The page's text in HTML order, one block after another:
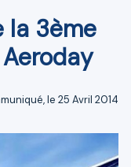
la 3ème
le 25 Avril 2014